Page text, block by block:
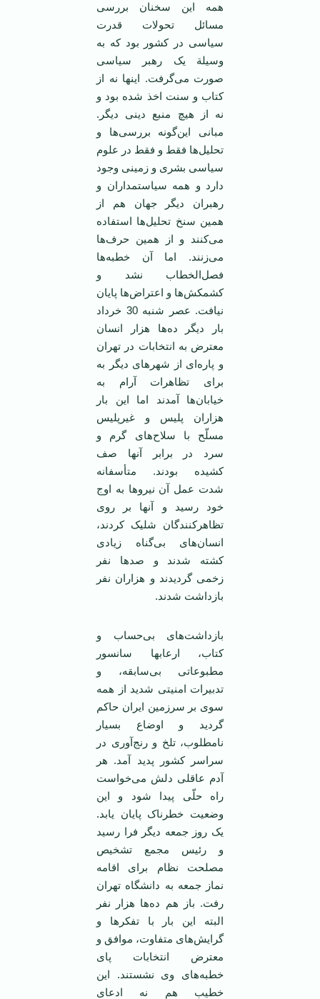
همه این سخنان بررسی
مسائل تحولات قدرت
سیاسی در کشور بود که به
وسیلة یک رهبر سیاسی
صورت می‌گرفت. اینها نه از
کتاب و سنت اخذ شده بود و
نه از هیچ منبع دینی دیگر.
مبانی این‌گونه بررسی‌ها و
تحلیل‌ها فقط و فقط در علوم
سیاسی بشری و زمینی وجود
دارد و همه سیاستمداران و
رهبران دیگر جهان هم از
همین سنخ تحلیل‌ها استفاده
می‌کنند و از همین حرف‌ها
می‌زنند. اما آن خطبه‌ها
فصل‌الخطاب نشد و
کشمکش‌ها و اعتراض‌ها پایان
نیافت. عصر شنبه 30 خرداد
بار دیگر ده‌ها هزار انسان
معترض به انتخابات در تهران
و پاره‌ای از شهرهای دیگر به
برای تظاهرات آرام به
خیابان‌ها آمدند اما این بار
هزاران پلیس و غیرپلیس
مسلّح با سلاح‌های گرم و
سرد در برابر آنها صف
کشیده بودند. متأسفانه
شدت عمل آن نیروها به اوج
خود رسید و آنها بر روی
تظاهرکنندگان شلیک کردند،
انسان‌های بی‌گناه زیادی
کشته شدند و صدها نفر
زخمی گردیدند و هزاران نفر
بازداشت شدند.
بازداشت‌های بی‌حساب و
کتاب، ارعابها سانسور
مطبوعاتی بی‌سابقه، و
تدبیرات امنیتی شدید از همه
سوی بر سرزمین ایران حاکم
گردید و اوضاع بسیار
نامطلوب، تلخ و رنج‌آوری در
سراسر کشور پدید آمد. هر
آدم عاقلی دلش می‌خواست
راه حلّی پیدا شود و این
وضعیت خطرناک پایان یابد.
یک روز جمعه دیگر فرا رسید
و رئیس مجمع تشخیص
مصلحت نظام برای اقامه
نماز جمعه به دانشگاه تهران
رفت. باز هم ده‌ها هزار نفر
البته این بار با تفکرها و
گرایش‌های متفاوت، موافق و
معترض انتخابات پای
خطبه‌های وی نشستند. این
خطیب هم نه ادعای